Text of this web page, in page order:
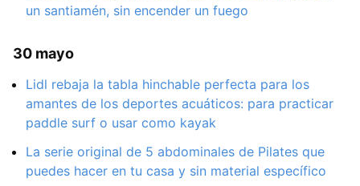
un santiamén, sin encender un fuego
30 mayo
Lidl rebaja la tabla hinchable perfecta para los
amantes de los deportes acuáticos: para practicar
paddle surf o usar como kayak
La serie original de 5 abdominales de Pilates que
puedes hacer en tu casa y sin material específico